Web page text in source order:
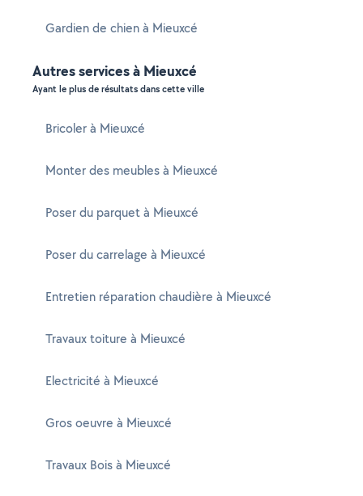
Gardien de chien à Mieuxcé
Autres services à Mieuxcé
Ayant le plus de résultats dans cette ville
Bricoler à Mieuxcé
Monter des meubles à Mieuxcé
Poser du parquet à Mieuxcé
Poser du carrelage à Mieuxcé
Entretien réparation chaudière à Mieuxcé
Travaux toiture à Mieuxcé
Electricité à Mieuxcé
Gros oeuvre à Mieuxcé
Travaux Bois à Mieuxcé